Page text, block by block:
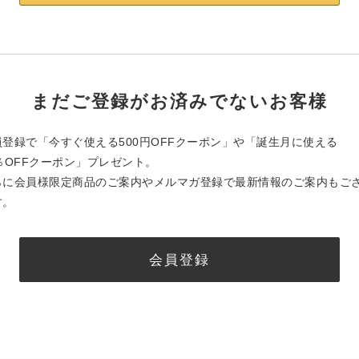
まだご登録がお済みでないお客様
登録で「今すぐ使える500円OFFクーポン」や「誕生月に使える
OFFクーポン」プレゼント。
に会員様限定商品のご案内やメルマガ登録で最新情報のご案内もご
会員登録